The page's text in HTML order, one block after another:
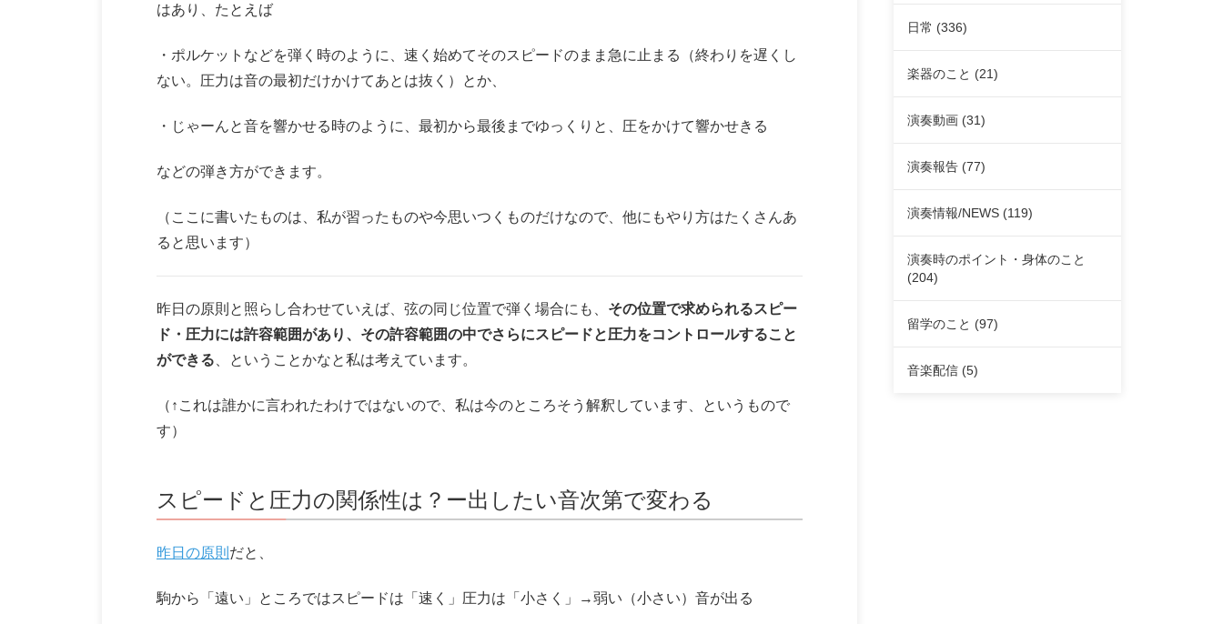
はあり、たとえば
・ポルケットなどを弾く時のように、速く始めてそのスピードのまま急に止まる（終わりを遅くし
ない。圧力は音の最初だけかけてあとは抜く）とか、
・じゃーんと音を響かせる時のように、最初から最後までゆっくりと、圧をかけて響かせきる
などの弾き方ができます。
（ここに書いたものは、私が習ったものや今思いつくものだけなので、他にもやり方はたくさんあ
ると思います）
昨日の原則と照らし合わせていえば、弦の同じ位置で弾く場合にも、 その位置で求められるスピー
ド・圧力には許容範囲があり、その許容範囲の中でさらにスピードと圧力をコントロールすること
ができる 、ということかなと私は考えています。
（↑これは誰かに言われたわけではないので、私は今のところそう解釈しています、というもので
す）
スピードと圧力の関係性は？ー出したい音次第で変わる
昨日の原則 だと、
駒から「遠い」ところではスピードは「速く」圧力は「小さく」→弱い（小さい）音が出る
日常 (336)
楽器のこと (21)
演奏動画 (31)
演奏報告 (77)
演奏情報/NEWS (119)
演奏時のポイント・身体のこと
(204)
留学のこと (97)
音楽配信 (5)